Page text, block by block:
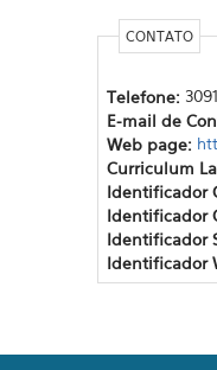
CONTATO
Telefone:
E-mail de
Web page:
Curriculum
Identificador
Identificador
Identificador
Identificador